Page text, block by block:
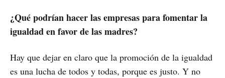
¿Qué podrían hacer las empresas para fomentar la
igualdad en favor de las madres?
Hay que dejar en claro que la promoción de la igualdad
es una lucha de todos y todas, porque es justo. Y no